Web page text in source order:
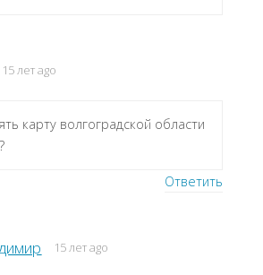
15 лет ago
карту волгоградской области
Ответить
15 лет ago